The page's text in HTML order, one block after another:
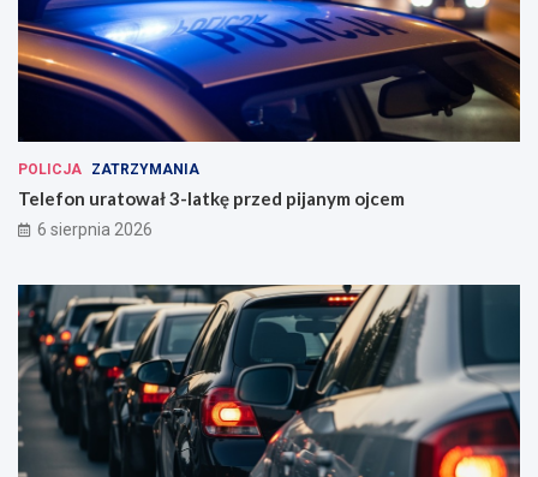
POLICJA ZATRZYMANIA
Telefon uratował 3-latkę przed pijanym ojcem
6 sierpnia 2026